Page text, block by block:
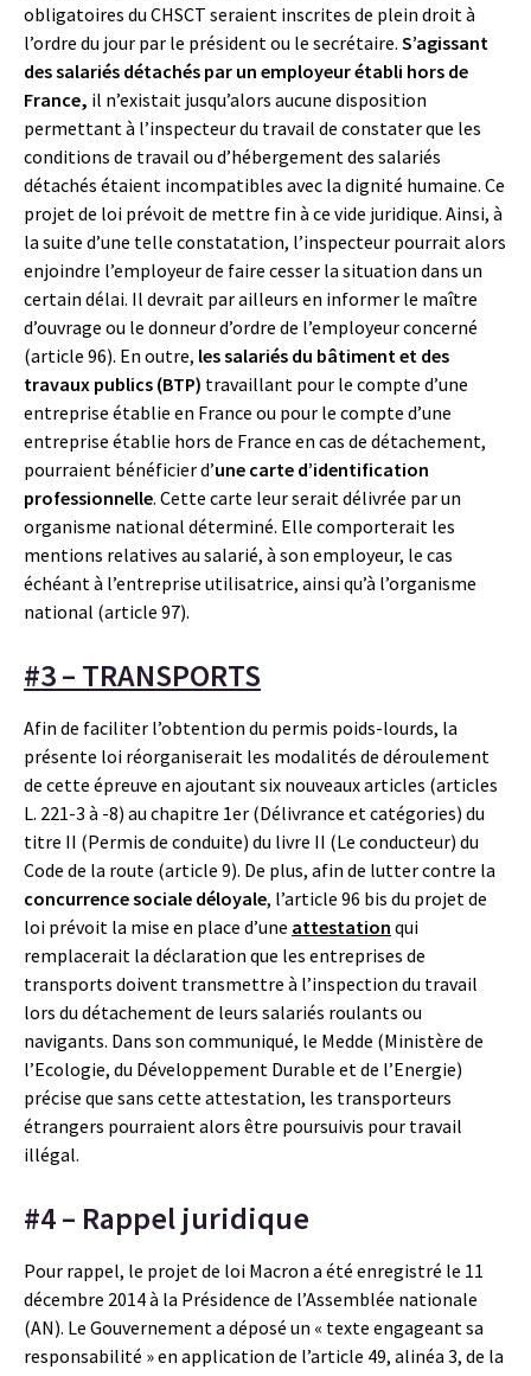
obligatoires du CHSCT seraient inscrites de plein droit à
l’ordre du jour par le président ou le secrétaire. S’agissant
des salariés détachés par un employeur établi hors de
France, il n’existait jusqu’alors aucune disposition
permettant à l’inspecteur du travail de constater que les
conditions de travail ou d’hébergement des salariés
détachés étaient incompatibles avec la dignité humaine. Ce
projet de loi prévoit de mettre fin à ce vide juridique. Ainsi, à
la suite d’une telle constatation, l’inspecteur pourrait alors
enjoindre l’employeur de faire cesser la situation dans un
certain délai. Il devrait par ailleurs en informer le maître
d’ouvrage ou le donneur d’ordre de l’employeur concerné
(article 96). En outre, les salariés du bâtiment et des
travaux publics (BTP) travaillant pour le compte d’une
entreprise établie en France ou pour le compte d’une
entreprise établie hors de France en cas de détachement,
pourraient bénéficier d’une carte d’identification
professionnelle. Cette carte leur serait délivrée par un
organisme national déterminé. Elle comporterait les
mentions relatives au salarié, à son employeur, le cas
échéant à l’entreprise utilisatrice, ainsi qu’à l’organisme
national (article 97).
#3 – TRANSPORTS
Afin de faciliter l’obtention du permis poids-lourds, la
présente loi réorganiserait les modalités de déroulement
de cette épreuve en ajoutant six nouveaux articles (articles
L. 221-3 à -8) au chapitre 1er (Délivrance et catégories) du
titre II (Permis de conduite) du livre II (Le conducteur) du
Code de la route (article 9). De plus, afin de lutter contre la
concurrence sociale déloyale, l’article 96 bis du projet de
loi prévoit la mise en place d’une attestation qui
remplacerait la déclaration que les entreprises de
transports doivent transmettre à l’inspection du travail
lors du détachement de leurs salariés roulants ou
navigants. Dans son communiqué, le Medde (Ministère de
l’Ecologie, du Développement Durable et de l’Energie)
précise que sans cette attestation, les transporteurs
étrangers pourraient alors être poursuivis pour travail
illégal.
#4 – Rappel juridique
Pour rappel, le projet de loi Macron a été enregistré le 11
décembre 2014 à la Présidence de l’Assemblée nationale
(AN). Le Gouvernement a déposé un « texte engageant sa
responsabilité » en application de l’article 49, alinéa 3, de la